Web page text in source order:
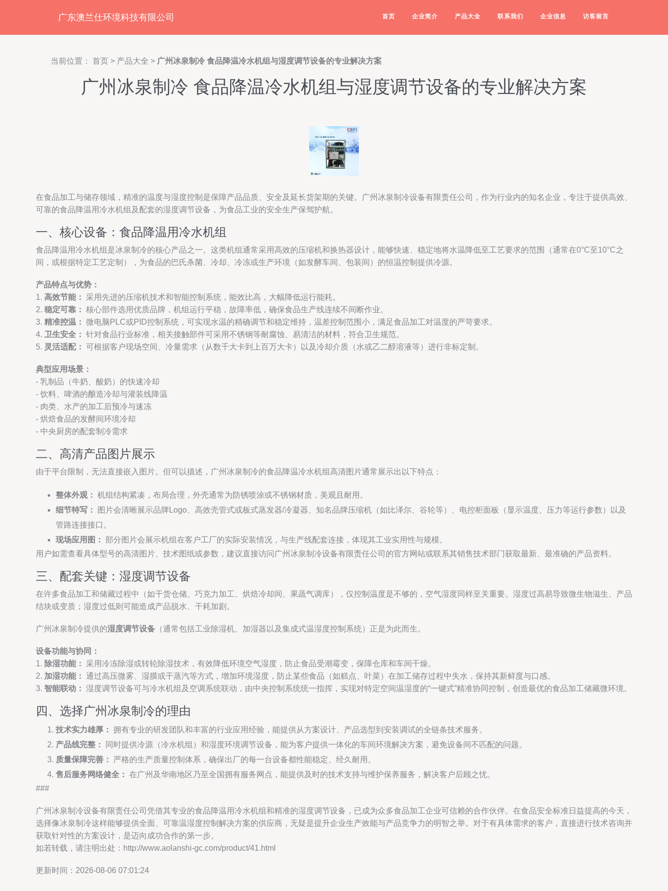
广东澳兰仕环境科技有限公司 首页 企业简介 产品大全 联系我们 企业信息 访客留言
当前位置： 首页 > 产品大全 > 广州冰泉制冷 食品降温冷水机组与湿度调节设备的专业解决方案
广州冰泉制冷 食品降温冷水机组与湿度调节设备的专业解决方案
在食品加工与储存领域，精准的温度与湿度控制是保障产品品质、安全及延长货架期的关键。广州冰泉制冷设备有限责任公司，作为行业内的知名企业，专注于提供高效、
可靠的食品降温用冷水机组及配套的湿度调节设备，为食品工业的安全生产保驾护航。
一、核心设备：食品降温用冷水机组
食品降温用冷水机组是冰泉制冷的核心产品之一。这类机组通常采用高效的压缩机和换热器设计，能够快速、稳定地将水温降低至工艺要求的范围（通常在0°C至10°C之
间，或根据特定工艺定制），为食品的巴氏杀菌、冷却、冷冻或生产环境（如发酵车间、包装间）的恒温控制提供冷源。
产品特点与优势：
1. 高效节能： 采用先进的压缩机技术和智能控制系统，能效比高，大幅降低运行能耗。
2. 稳定可靠： 核心部件选用优质品牌，机组运行平稳，故障率低，确保食品生产线连续不间断作业。
3. 精准控温： 微电脑PLC或PID控制系统，可实现水温的精确调节和稳定维持，温差控制范围小，满足食品加工对温度的严苛要求。
4. 卫生安全： 针对食品行业标准，相关接触部件可采用不锈钢等耐腐蚀、易清洁的材料，符合卫生规范。
5. 灵活适配： 可根据客户现场空间、冷量需求（从数千大卡到上百万大卡）以及冷却介质（水或乙二醇溶液等）进行非标定制。
典型应用场景：
- 乳制品（牛奶、酸奶）的快速冷却
- 饮料、啤酒的酿造冷却与灌装线降温
- 肉类、水产的加工后预冷与速冻
- 烘焙食品的发酵间环境冷却
- 中央厨房的配套制冷需求
二、高清产品图片展示
由于平台限制，无法直接嵌入图片。但可以描述，广州冰泉制冷的食品降温冷水机组高清图片通常展示出以下特点：
整体外观： 机组结构紧凑，布局合理，外壳通常为防锈喷涂或不锈钢材质，美观且耐用。
细节特写：
图片会清晰展示品牌Logo、高效壳管式或板式蒸发器/冷凝器、知名品牌压缩机（如比泽尔、谷轮等）、电控柜面板（显示温度、压力等运行参数）以及
管路连接接口。
现场应用图： 部分图片会展示机组在客户工厂的实际安装情况，与生产线配套连接，体现其工业实用性与规模。
用户如需查看具体型号的高清图片、技术图纸或参数，建议直接访问广州冰泉制冷设备有限责任公司的官方网站或联系其销售技术部门获取最新、最准确的产品资料。
三、配套关键：湿度调节设备
在许多食品加工和储藏过程中（如干货仓储、巧克力加工、烘焙冷却间、果蔬气调库），仅控制温度是不够的，空气湿度同样至关重要。湿度过高易导致微生物滋生、产品
结块或变质；湿度过低则可能造成产品脱水、干耗加剧。
广州冰泉制冷提供的湿度调节设备 （通常包括工业除湿机、加湿器以及集成式温湿度控制系统）正是为此而生。
设备功能与协同：
1. 除湿功能： 采用冷冻除湿或转轮除湿技术，有效降低环境空气湿度，防止食品受潮霉变，保障仓库和车间干燥。
2. 加湿功能： 通过高压微雾、湿膜或干蒸汽等方式，增加环境湿度，防止某些食品（如糕点、叶菜）在加工储存过程中失水，保持其新鲜度与口感。
3. 智能联动： 湿度调节设备可与冷水机组及空调系统联动，由中央控制系统统一指挥，实现对特定空间温湿度的“一键式”精准协同控制，创造最优的食品加工储藏微环境。
四、选择广州冰泉制冷的理由
技术实力雄厚： 拥有专业的研发团队和丰富的行业应用经验，能提供从方案设计、产品选型到安装调试的全链条技术服务。
产品线完整：
同时提供冷源（冷水机组）和湿度环境调节设备，能为客户提供一体化的车间环境解决方案，避免设备间不匹配的问题。
质量保障完善：
严格的生产质量控制体系，确保出厂的每一台设备都性能稳定、经久耐用。
售后服务网络健全： 在广州及华南地区乃至全国拥有服务网点，能提供及时的技术支持与维护保养服务，解决客户后顾之忧。
###
广州冰泉制冷设备有限责任公司凭借其专业的食品降温用冷水机组和精准的湿度调节设备，已成为众多食品加工企业可信赖的合作伙伴。在食品安全标准日益提高的今天，
选择像冰泉制冷这样能够提供全面、可靠温湿度控制解决方案的供应商，无疑是提升企业生产效能与产品竞争力的明智之举。对于有具体需求的客户，直接进行技术咨询并
获取针对性的方案设计，是迈向成功合作的第一步。
如若转载，请注明出处：http://www.aolanshi-gc.com/product/41.html
更新时间：2026-08-06 07:01:24